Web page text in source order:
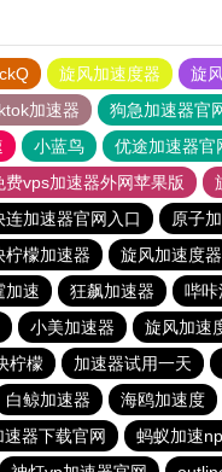
旋风加速度器
旋
加速器
狗急加速器官
小蓝鸟 优途加速器官
费vps加速器外网苹果版
连加速器官网入口
原子
柠檬加速器 旋风加速度器
加速 狂飙加速器 哔咔
小美加速器
旋风加速
柠檬 加速器试用一天
白鲸加速器 海鸥加速度
速器下载官网
蚂蚁加速